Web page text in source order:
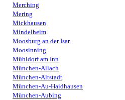
Merching
Mering
Mickhausen
Mindelheim
Moosburg an der Isar
Moosinning
Mühldorf am Inn
München-Allach
München-Altstadt
München-Au-Haidhausen
München-Aubing